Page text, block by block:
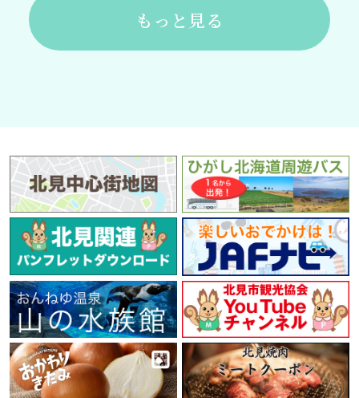
もっと見る